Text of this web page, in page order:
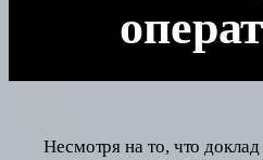
Несмотря на то, что